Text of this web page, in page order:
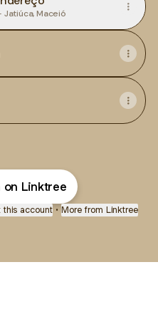
Jatiúca, Maceió
on Linktree
this account • More from Linktree